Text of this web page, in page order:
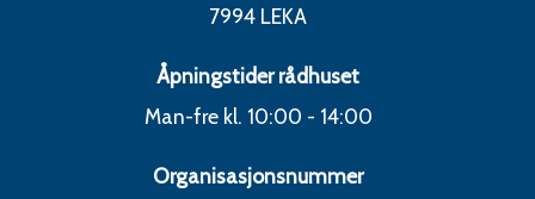
7994 LEKA
Åpningstider rådhuset
Man-fre kl. 10:00 - 14:00
Organisasjonsnummer